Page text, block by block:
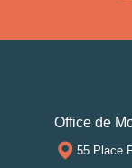
Office de
55 Place